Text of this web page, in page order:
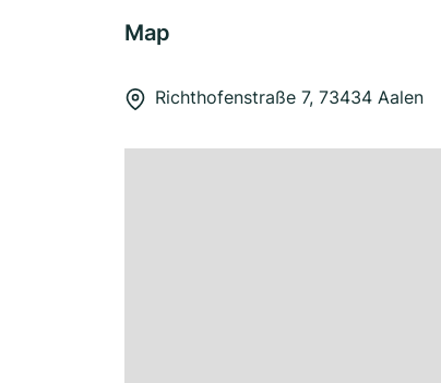
Map
Richthofenstraße 7, 73434 Aalen